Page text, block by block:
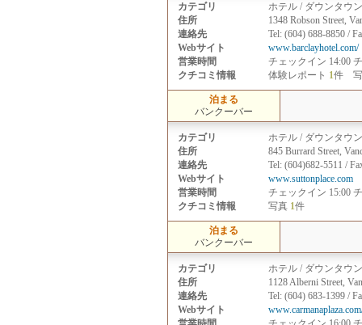
カテゴリ
ホテル / ダウンタウン
住所
1348 Robson Street,
連絡先
Tel: (604) 688-8850 /
Webサイト
www.barclayhotel.com/
営業時間
チェックイン 14:00
クチコミ情報
体験レポート 1件
泊まる
バンクーバー
カテゴリ
ホテル / ダウンタウン
住所
845 Burrard Street,
連絡先
Tel: (604)682-5511 /
Webサイト
www.suttonplace.com
営業時間
チェックイン 15:00
クチコミ情報
写真 1件
泊まる
バンクーバー
カテゴリ
ホテル / ダウンタウン
住所
1128 Alberni Street,
連絡先
Tel: (604) 683-1399 /
Webサイト